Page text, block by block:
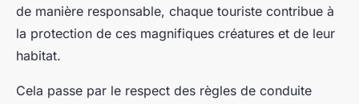
de manière responsable, chaque touriste contribue à
la protection de ces magnifiques créatures et de leur
habitat.
Cela passe par le respect des règles de conduite